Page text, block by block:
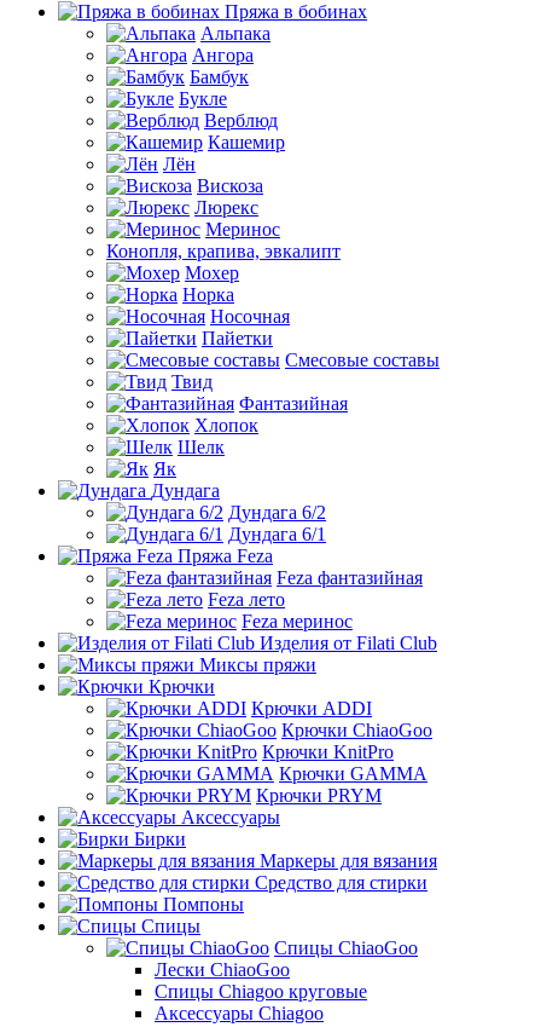
Пряжа в бобинах
Альпака
Ангора
Бамбук
Букле
Верблюд
Кашемир
Лён
Вискоза
Люрекс
Меринос
Конопля, крапива, эвкалипт
Мохер
Норка
Носочная
Пайетки
Смесовые составы
Твид
Фантазийная
Хлопок
Шелк
Як
Дундага
Дундага 6/2
Дундага 6/1
Пряжа Feza
Feza фантазийная
Feza лето
Feza меринос
Изделия от Filati Club
Миксы пряжи
Крючки
Крючки ADDI
Крючки ChiaoGoo
Крючки KnitPro
Крючки GAMMA
Крючки PRYM
Аксессуары
Бирки
Маркеры для вязания
Средство для стирки
Помпоны
Спицы
Спицы ChiaoGoo
Лески ChiaoGoo
Cпицы Сhiagoo круговые
Аксессуары Chiagoo